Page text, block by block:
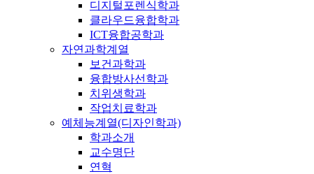
디지털포렌식학과
클라우드융합학과
ICT융합공학과
자연과학계열
보건과학과
융합방사선학과
치위생학과
작업치료학과
예체능계열(디자인학과)
학과소개
교수명단
연혁